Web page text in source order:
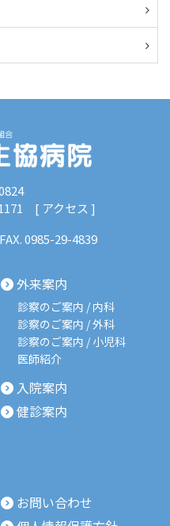
1171 [ アクセス ]
0985-29-4839
外来案内
診察のご案内 / 内科
診察のご案内 / 外科
診察のご案内 / 小児科
医師紹介
入院案内
健診案内
お問い合わせ